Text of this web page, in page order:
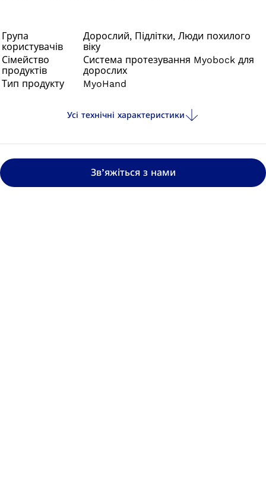
Група
користувачів
Дорослий, Підлітки, Люди похилого
віку
Сімейство
продуктів
Система протезування Myobock для
дорослих
Тип продукту
MyoHand
Усі технічні характеристики
Зв’яжіться з нами